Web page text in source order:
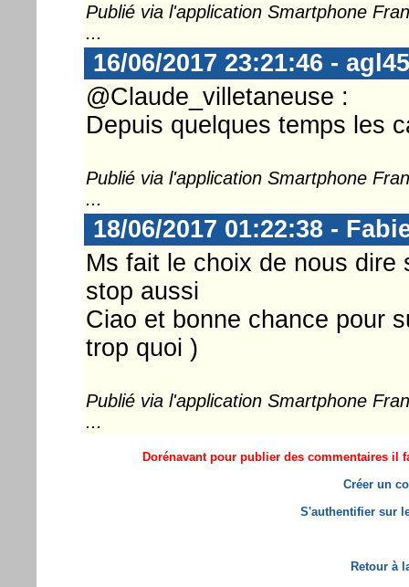
Publié via l'application Smartphone
...
16/06/2017 23:21:46 - agl45
@Claude_villetaneuse :
Depuis quelques temps les
Publié via l'application Smartphone
...
18/06/2017 01:22:38 -
Ms fait le choix de nous
stop aussi
Ciao et bonne chance pour
trop quoi )
Publié via l'application Smartphone
...
Dorénavant pour publier des commentaires il
Créer un
S'authentifier sur
Retour à